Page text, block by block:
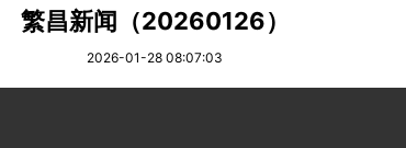
繁昌新闻（20260126）
2026-01-28 08:07:03